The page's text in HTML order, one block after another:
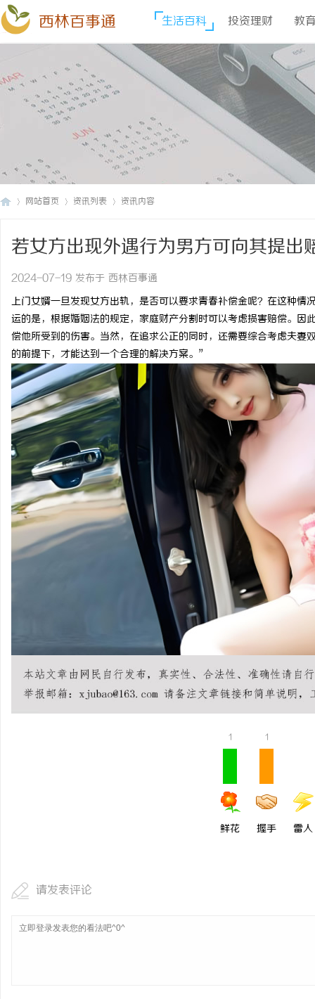
西林百事通 生活百科 投资理财 教
网站首页 资讯列表 资讯内容
若女方出现外遇行为男方可向其提出
2024-07-19 发布于 西林百事通
上门女婿一旦发现女方出轨，是否可以要求青春补偿金呢？在这种情
运的是，根据婚姻法的规定，家庭财产分割时可以考虑损害赔偿。
偿他所受到的伤害。当然，在追求公正的同时，还需要综合考虑夫
的前提下，才能达到一个合理的解决方案。”
1
鲜花
1
握手 雷人
请发表评论
标购买：即买即用，规避侵权风险 武汉配眼镜 上海配眼镜